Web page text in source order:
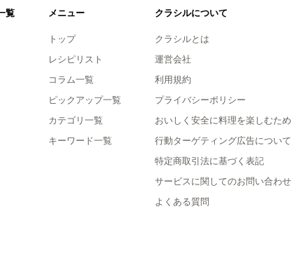
覧 メニュー
トップ
レシピリスト
コラム一覧
ピックアップ一覧
カテゴリ一覧
キーワード一覧
クラシルについて
クラシルとは
運営会社
利用規約
プライバシーポリシー
おいしく安全に料理を楽しむため
行動ターゲティング広告について
特定商取引法に基づく表記
サービスに関してのお問い合わせ
よくある質問